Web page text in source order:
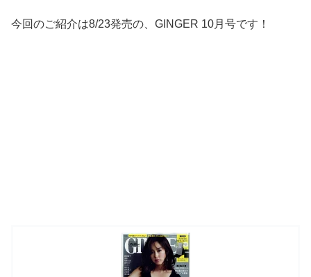
今回のご紹介は8/23発売の、GINGER 10月号です！